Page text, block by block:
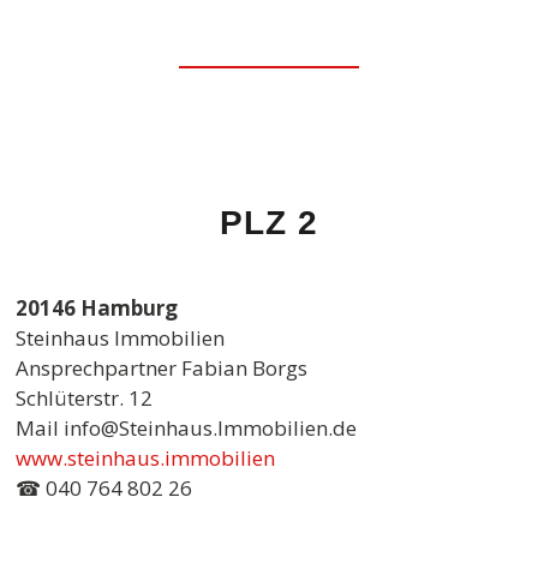
PLZ 2
20146 Hamburg
Steinhaus Immobilien
Ansprechpartner Fabian Borgs
Schlüterstr. 12
Mail info@Steinhaus.Immobilien.de
www.steinhaus.immobilien
☎ 040 764 802 26